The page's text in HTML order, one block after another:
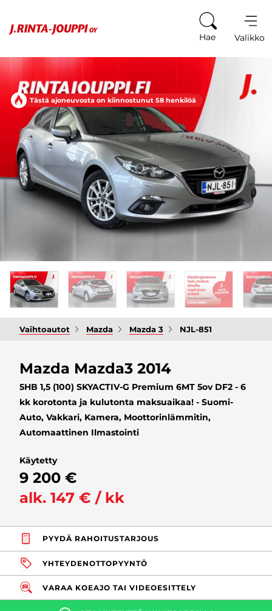
Hae Valikko
Tästä ajoneuvosta on kiinnostunut 58 henkilöä
Vaihtoautot Mazda Mazda 3 NJL-851
Mazda Mazda3 2014
5HB 1,5 (100) SKYACTIV-G Premium 6MT 5ov DF2 - 6
kk korotonta ja kulutonta maksuaikaa! - Suomi-
Auto, Vakkari, Kamera, Moottorinlämmitin,
Automaattinen Ilmastointi
Käytetty
9 200 €
alk. 147 € / kk
PYYDÄ RAHOITUSTARJOUS
YHTEYDENOTTOPYYNTÖ
VARAA KOEAJO TAI VIDEOESITTELY